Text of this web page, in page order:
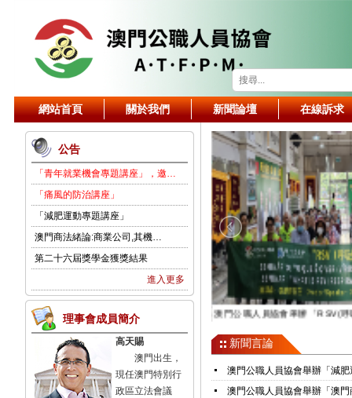
網站首頁 關於我們 新聞論壇 在線訴求
公告
「青年就業機會專題講座」，邀…
「痛風的防治講座」
「減肥運動專題講座」
澳門商法緒論:商業公司,其機…
第二十六屆獎學金獲獎結果
進入更多
理事會成員簡介
高天賜
澳門出生，
現任澳門特別行
政區立法會議
澳門公職人員協會舉辦「RSV(
新聞言論
澳門公職人員協會舉辦「減
澳門公職人員協會舉辦「澳